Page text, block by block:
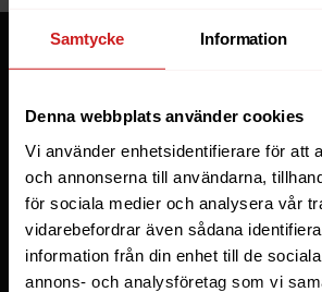
Samtycke Information
Denna webbplats använder cookies
Vi använder enhetsidentifierare för att
och annonserna till användarna,
för sociala medier och analysera vår
vidarebefordrar även sådana
information från din enhet till de
annons- och analysföretag som vi
Managed Server
Cloud
Microsoft 365 Business
Fler tjänster